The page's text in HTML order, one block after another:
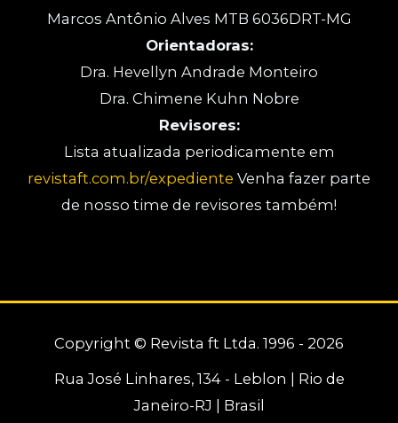
Marcos Antônio Alves MTB 6036DRT-MG
Orientadoras:
Dra. Hevellyn Andrade Monteiro
Dra. Chimene Kuhn Nobre
Revisores:
Lista atualizada periodicamente em
revistaft.com.br/expediente Venha fazer parte
de nosso time de revisores também!
Copyright © Revista ft Ltda. 1996 - 2026
Rua José Linhares, 134 - Leblon | Rio de
Janeiro-RJ | Brasil